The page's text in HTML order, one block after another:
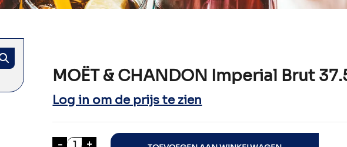
MOËT & CHANDON Imperial Brut
Log in om de prijs te zien
- MOËT & CHANDON Imperial Brut 37.5cl aantal
+